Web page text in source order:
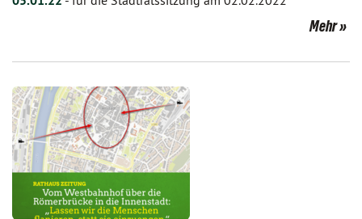
Mehr